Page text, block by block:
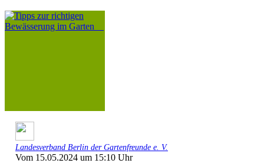
Landesverband Berlin der Gartenfreunde e. V.
Vom 15.05.2024 um 15:10 Uhr